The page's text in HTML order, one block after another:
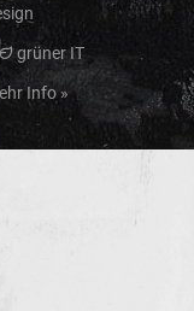
grüner IT
Info »